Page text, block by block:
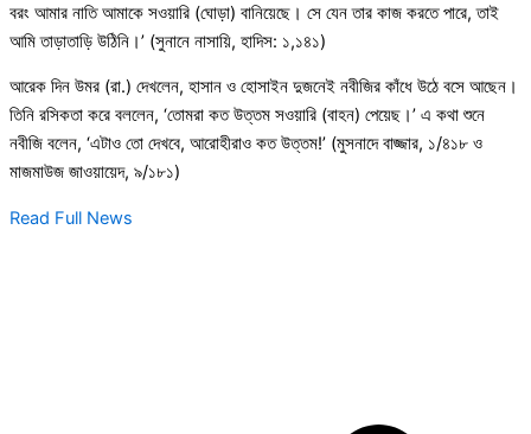
বরং আমার নাতি আমাকে সওয়ারি (ঘোড়া) বানিয়েছে। সে যেন তার কাজ করতে পারে, তাই
আমি তাড়াতাড়ি উঠিনি।’ (সুনানে নাসায়ি, হাদিস: ১,১৪১)
আরেক দিন উমর (রা.) দেখলেন, হাসান ও হোসাইন দুজনেই নবীজির কাঁধে উঠে বসে আছেন।
তিনি রসিকতা করে বললেন, ‘তোমরা কত উত্তম সওয়ারি (বাহন) পেয়েছ।’ এ কথা শুনে
নবীজি বলেন, ‘এটাও তো দেখবে, আরোহীরাও কত উত্তম!’ (মুসনাদে বাজ্জার, ১/৪১৮ ও
মাজমাউজ জাওয়ায়েদ, ৯/১৮১)
Read Full News